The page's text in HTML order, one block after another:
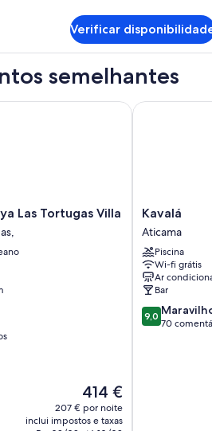
Verificar
semelhantes
Las Tortugas Villa
O
preço
atual
414 €
207 € por noite
inclui impostos e taxas
Tortugas Villa
Kavalá
Aticama
Kavalá
Aticama
Piscina
Wi-fi grátis
Ar
Bar
Pontuação
de
9,0
70
Kavalá